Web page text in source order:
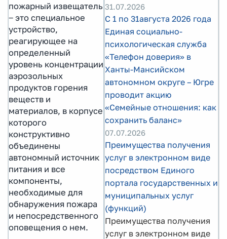
пожарный извещатель
‒ это специальное
устройство,
реагирующее на
определенный
уровень концентрации
аэрозольных
продуктов горения
веществ и
материалов, в корпусе
которого
конструктивно
объединены
автономный источник
питания и все
компоненты,
необходимые для
обнаружения пожара
и непосредственного
оповещения о нем.
31.07.2026
С 1 по 31августа 2026 года
Единая социально-
психологическая служба
«Телефон доверия» в
Ханты-Мансийском
автономном округе – Югре
проводит акцию
«Семейные отношения: как
сохранить баланс»
07.07.2026
Преимущества получения
услуг в электронном виде
посредством Единого
портала государственных и
муниципальных услуг
(функций)
Преимущества получения
услуг в электронном виде